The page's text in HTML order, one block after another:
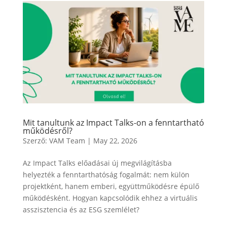
Mit tanultunk az Impact Talks-on a fenntartható
működésről?
Szerző: VAM Team | May 22, 2026
Az Impact Talks előadásai új megvilágításba
helyezték a fenntarthatóság fogalmát: nem külön
projektként, hanem emberi, együttműködésre épülő
működésként. Hogyan kapcsolódik ehhez a virtuális
asszisztencia és az ESG szemlélet?